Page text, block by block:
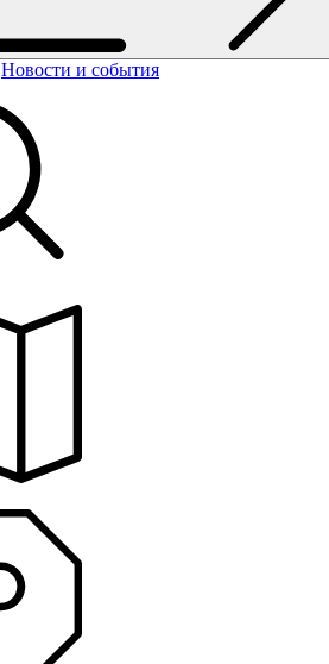
Новости и события